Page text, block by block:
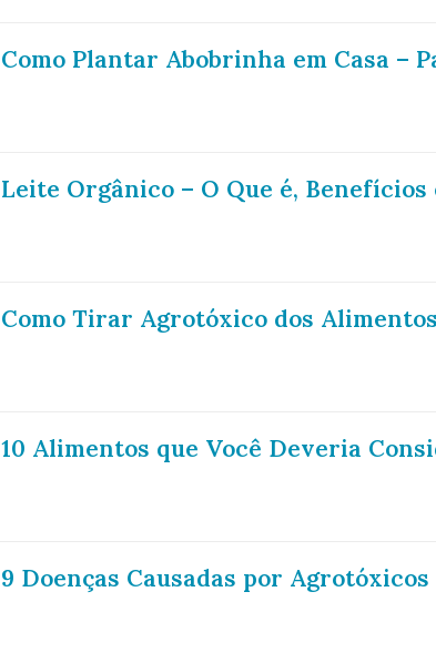
Como Plantar Abobrinha em Casa –
Leite Orgânico – O Que é, Benefícios
Como Tirar Agrotóxico dos Alimentos
10 Alimentos que Você Deveria
9 Doenças Causadas por